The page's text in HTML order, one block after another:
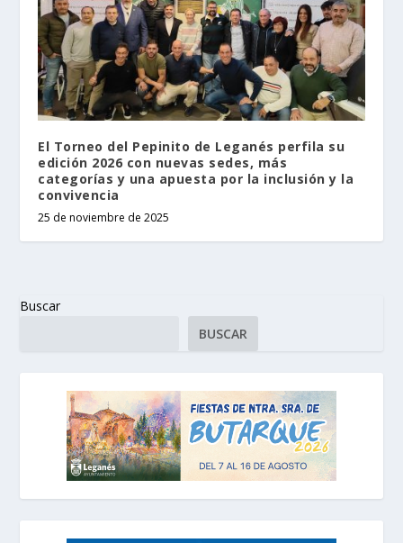
El Torneo del Pepinito de Leganés perfila su
edición 2026 con nuevas sedes, más
categorías y una apuesta por la inclusión y la
convivencia
25 de noviembre de 2025
Buscar
BUSCAR